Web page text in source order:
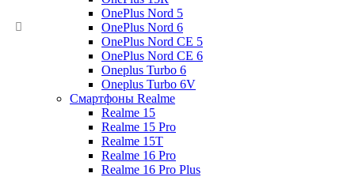
OnePlus Nord 5
OnePlus Nord 6
OnePlus Nord CE 5
OnePlus Nord CE 6
Oneplus Turbo 6
Oneplus Turbo 6V
Смартфоны Realme
Realme 15
Realme 15 Pro
Realme 15T
Realme 16 Pro
Realme 16 Pro Plus